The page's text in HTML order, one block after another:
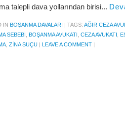
talepli dava yollarından birisi...
IN BOŞANMA DAVALARI | TAGS: AĞIR CEZA
SEBEBI BOŞANMA AVUKATI CEZA AVUKATI
ZINA SUÇU | LEAVE A COMMENT |